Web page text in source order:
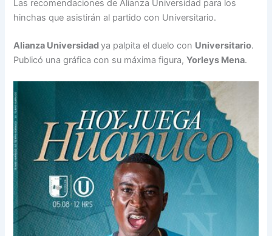
Las recomendaciones de Alianza Universidad para los
hinchas que asistirán al partido con Universitario.
Alianza Universidadya palpita el duelo con Universitario.
Publicó una gráfica con su máxima figura,Yorleys Mena.